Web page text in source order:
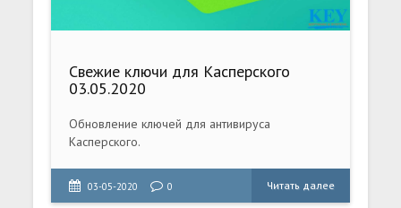
Свежие ключи для Касперского
03.05.2020
Обновление ключей для антивируса
Касперского.
03-05-2020 0 Читать далее